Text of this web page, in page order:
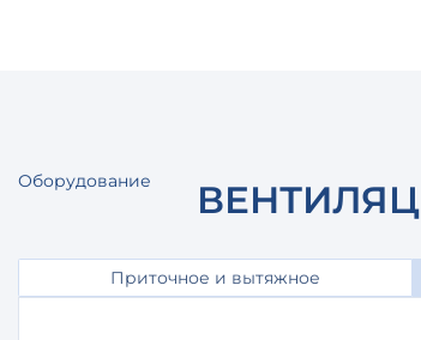
Оборудование
Приточное и вытяжное